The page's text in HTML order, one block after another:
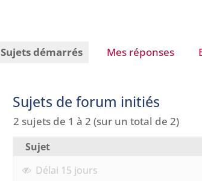
Sujets démarrés Mes réponses
Sujets de forum initiés
2 sujets de 1 à 2 (sur un total de 2)
Sujet
Délai 15 jours